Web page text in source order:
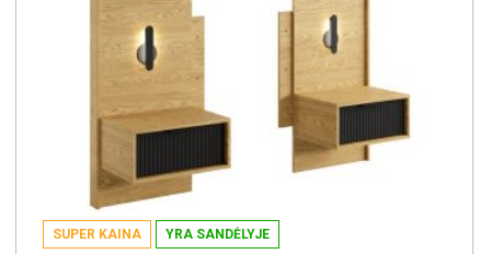
SUPER KAINA YRA SANDĖLYJE